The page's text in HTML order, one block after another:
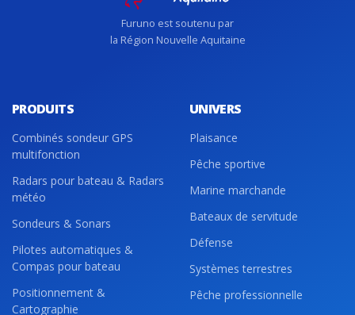
Furuno est soutenu par
la Région Nouvelle Aquitaine
PRODUITS
Combinés sondeur GPS
multifonction
Radars pour bateau & Radars
météo
Sondeurs & Sonars
Pilotes automatiques &
Compas pour bateau
Positionnement &
Cartographie
UNIVERS
Plaisance
Pêche sportive
Marine marchande
Bateaux de servitude
Défense
Systèmes terrestres
Pêche professionnelle